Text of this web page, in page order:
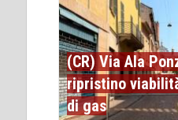
(CR) Via Ala
ripristino
di gas